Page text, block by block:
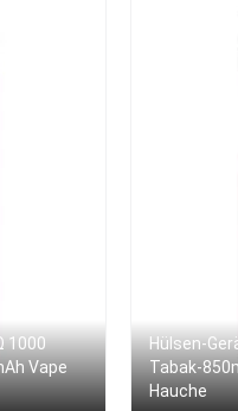
1000
Vape
Hülsen-
Tabak-
Hauche